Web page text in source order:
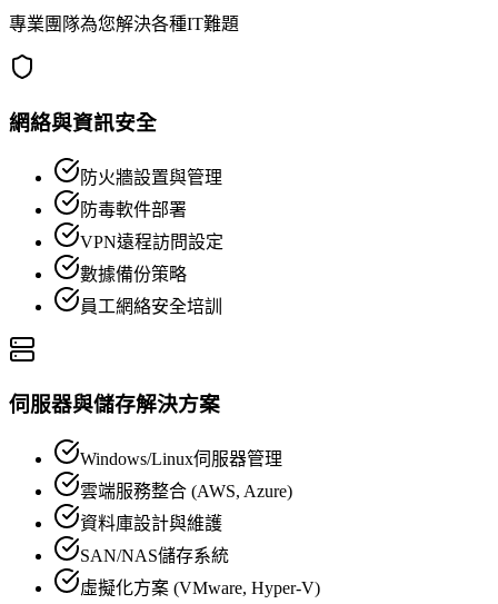
專業團隊為您解決各種IT難題
網絡與資訊安全
防火牆設置與管理
防毒軟件部署
VPN遠程訪問設定
數據備份策略
員工網絡安全培訓
伺服器與儲存解決方案
Windows/Linux伺服器管理
雲端服務整合 (AWS, Azure)
資料庫設計與維護
SAN/NAS儲存系統
虛擬化方案 (VMware, Hyper-V)